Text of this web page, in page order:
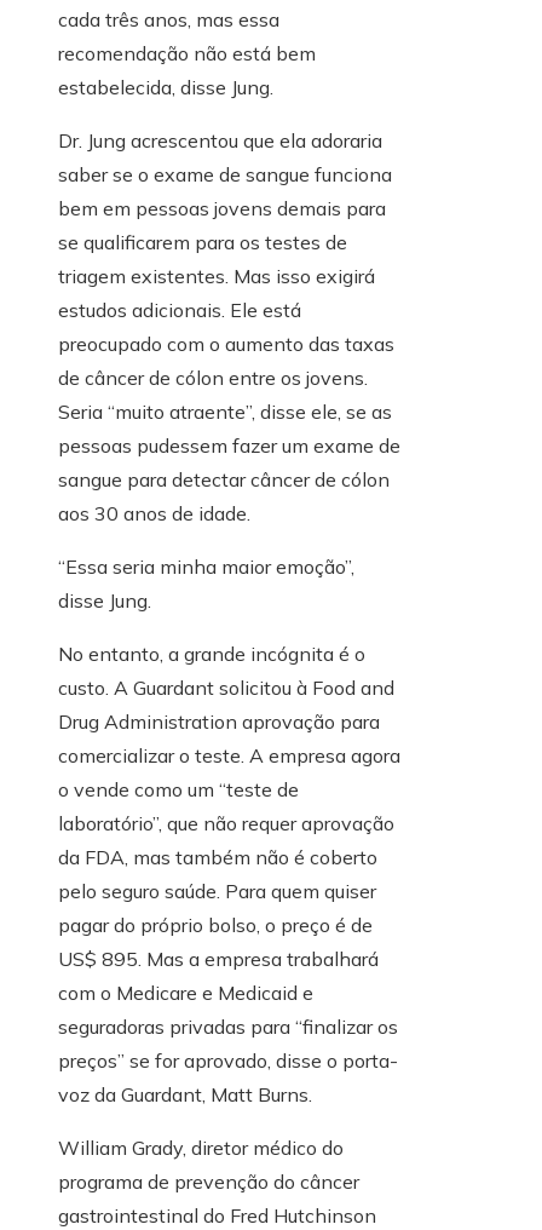
cada três anos, mas essa
recomendação não está bem
estabelecida, disse Jung.
Dr. Jung acrescentou que ela adoraria
saber se o exame de sangue funciona
bem em pessoas jovens demais para
se qualificarem para os testes de
triagem existentes. Mas isso exigirá
estudos adicionais. Ele está
preocupado com o aumento das taxas
de câncer de cólon entre os jovens.
Seria “muito atraente”, disse ele, se as
pessoas pudessem fazer um exame de
sangue para detectar câncer de cólon
aos 30 anos de idade.
“Essa seria minha maior emoção”,
disse Jung.
No entanto, a grande incógnita é o
custo. A Guardant solicitou à Food and
Drug Administration aprovação para
comercializar o teste. A empresa agora
o vende como um “teste de
laboratório”, que não requer aprovação
da FDA, mas também não é coberto
pelo seguro saúde. Para quem quiser
pagar do próprio bolso, o preço é de
US$ 895. Mas a empresa trabalhará
com o Medicare e Medicaid e
seguradoras privadas para “finalizar os
preços” se for aprovado, disse o porta-
voz da Guardant, Matt Burns.
William Grady, diretor médico do
programa de prevenção do câncer
gastrointestinal do Fred Hutchinson